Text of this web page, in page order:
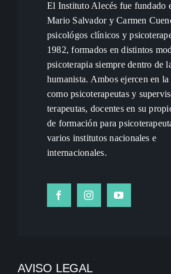
El Instituto Alecés fue fundado
Mario Salvador y Carmen
psicológos clínicos y
1982, formados en distintos
psicoterapia siempre dentro de
humanista. Ambos ejercen en
como psicoterapeutas y
terapeutas, docentes en su
de formación para
varios institutos nacionales e
internacionales.
AVISO LEGAL